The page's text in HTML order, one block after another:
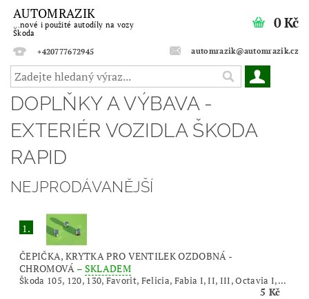
AUTOMRAZIK
...nové i použité autodíly na vozy
Škoda
+420777672945
automrazik@automrazik.cz
0 Kč
DOPLŇKY A VÝBAVA -
EXTERIÉR VOZIDLA ŠKODA
RAPID
NEJPRODÁVANĚJŠÍ
1.
ČEPIČKA, KRYTKA PRO VENTILEK OZDOBNÁ -
CHROMOVÁ – SKLADEM
Škoda 105, 120, 130, Favorit, Felicia, Fabia I, II, III, Octavia I,...
5 Kč